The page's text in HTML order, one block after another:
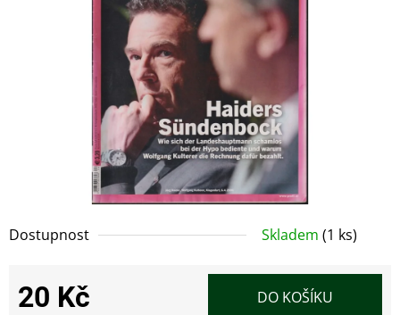
Dostupnost Skladem (1 ks)
20 Kč DO KOŠÍKU